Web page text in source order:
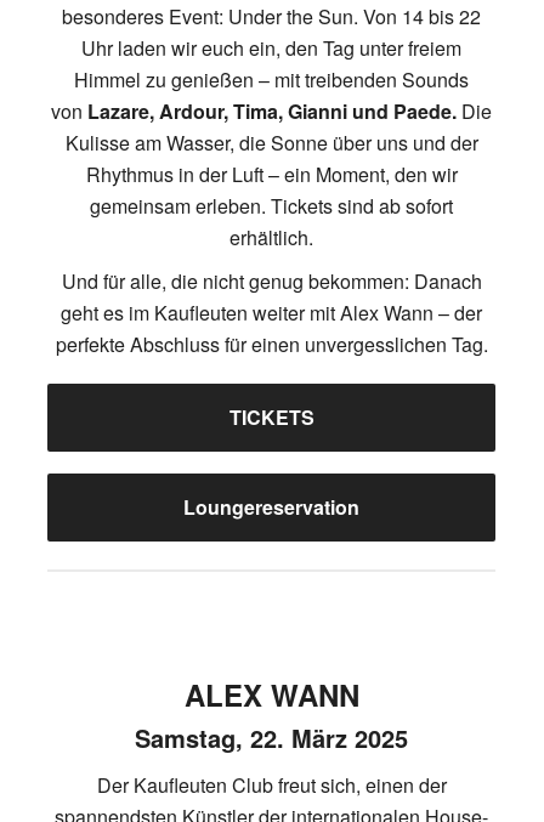
besonderes Event: Under the Sun. Von 14 bis 22
Uhr laden wir euch ein, den Tag unter freiem
Himmel zu genießen – mit treibenden Sounds
von Lazare, Ardour, Tima, Gianni und Paede. Die
Kulisse am Wasser, die Sonne über uns und der
Rhythmus in der Luft – ein Moment, den wir
gemeinsam erleben. Tickets sind ab sofort
erhältlich.
Und für alle, die nicht genug bekommen: Danach
geht es im Kaufleuten weiter mit Alex Wann – der
perfekte Abschluss für einen unvergesslichen Tag.
TICKETS
Loungereservation
ALEX WANN
Samstag, 22. März 2025
Der Kaufleuten Club freut sich, einen der
spannendsten Künstler der internationalen House-